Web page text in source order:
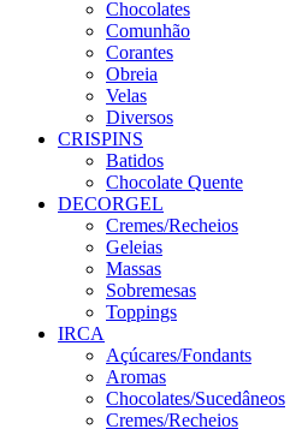
Chocolates
Comunhão
Corantes
Obreia
Velas
Diversos
CRISPINS
Batidos
Chocolate Quente
DECORGEL
Cremes/Recheios
Geleias
Massas
Sobremesas
Toppings
IRCA
Açúcares/Fondants
Aromas
Chocolates/Sucedâneos
Cremes/Recheios